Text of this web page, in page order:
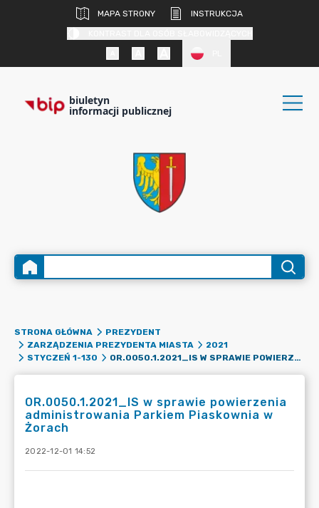
MAPA STRONY
INSTRUKCJA
biuletyn
informacji publicznej
STRONA GŁÓWNA
PREZYDENT
ZARZĄDZENIA PREZYDENTA MIASTA
2021
STYCZEŃ 1-130
OR.0050.1.2021_IS W SPRAWIE POWIERZENIA ADMINISTROWANIA PARKIEM PIASKOWNIA W ŻORACH
OR.0050.1.2021_IS w sprawie powierzenia
administrowania Parkiem Piaskownia w
Żorach
2022-12-01 14:52